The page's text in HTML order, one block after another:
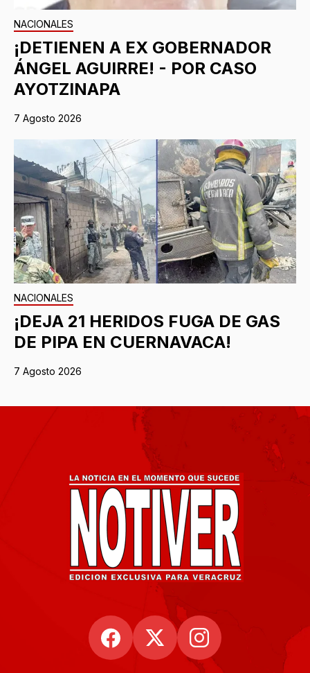
NACIONALES
¡DETIENEN A EX GOBERNADOR
ÁNGEL AGUIRRE! - POR CASO
AYOTZINAPA
7 Agosto 2026
NACIONALES
¡DEJA 21 HERIDOS FUGA DE GAS
DE PIPA EN CUERNAVACA!
7 Agosto 2026